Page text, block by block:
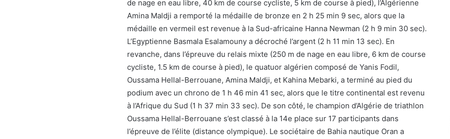
de nage en eau libre, 40 km de course cycliste, 5 km de course à pied), l’Algérienne
Amina Maldji a remporté la médaille de bronze en 2 h 25 min 9 sec, alors que la
médaille en vermeil est revenue à la Sud-africaine Hanna Newman (2 h 9 min 30 sec).
L’Egyptienne Basmala Esalamouny a décroché l’argent (2 h 11 min 13 sec). En
revanche, dans l’épreuve du relais mixte (250 m de nage en eau libre, 6 km de course
cycliste, 1.5 km de course à pied), le quatuor algérien composé de Yanis Fodil,
Oussama Hellal-Berrouane, Amina Maldji, et Kahina Mebarki, a terminé au pied du
podium avec un chrono de 1 h 46 min 41 sec, alors que le titre continental est revenu
à l’Afrique du Sud (1 h 37 min 33 sec). De son côté, le champion d’Algérie de triathlon
Oussama Hellal-Berrouane s’est classé à la 14e place sur 17 participants dans
l’épreuve de l’élite (distance olympique). Le sociétaire de Bahia nautique Oran a